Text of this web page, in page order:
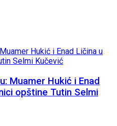
Muamer Hukić i Enad
opštine Tutin Selmi